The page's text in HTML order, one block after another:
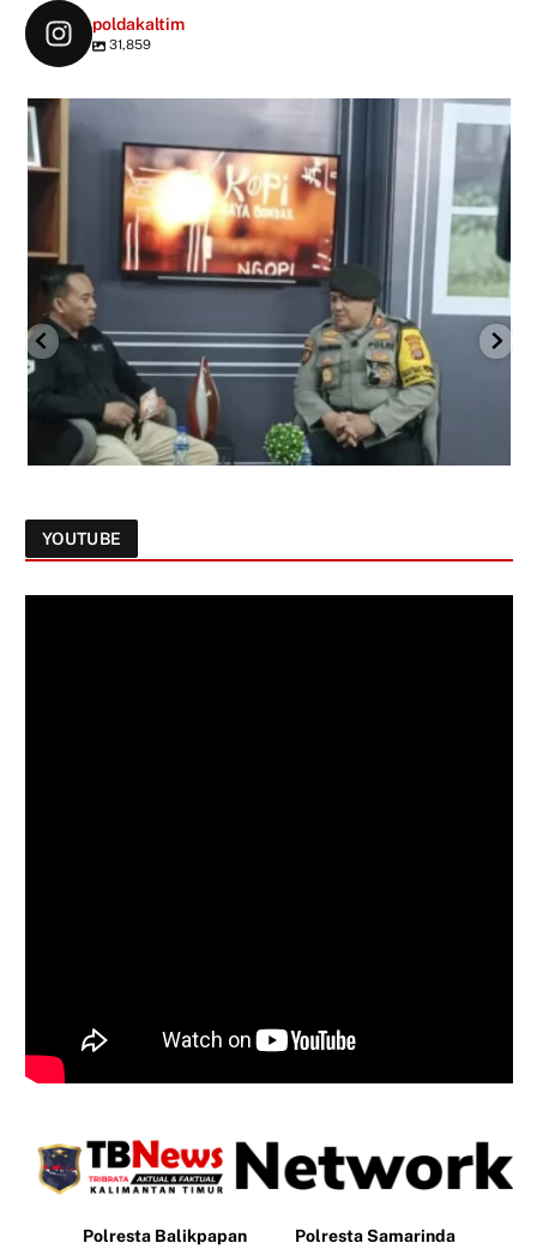
poldakaltim
31,859
YOUTUBE
Polresta Balikpapan Polresta Samarinda